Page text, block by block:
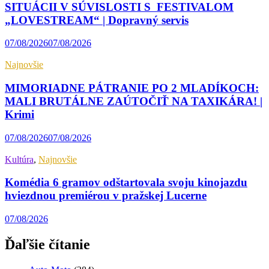
SITUÁCII V SÚVISLOSTI S FESTIVALOM
„LOVESTREAM“ | Dopravný servis
07/08/202607/08/2026
Najnovšie
MIMORIADNE PÁTRANIE PO 2 MLADÍKOCH:
MALI BRUTÁLNE ZAÚTOČIŤ NA TAXIKÁRA! |
Krimi
07/08/202607/08/2026
Kultúra, Najnovšie
Komédia 6 gramov odštartovala svoju kinojazdu
hviezdnou premiérou v pražskej Lucerne
07/08/2026
Ďaľšie čítanie